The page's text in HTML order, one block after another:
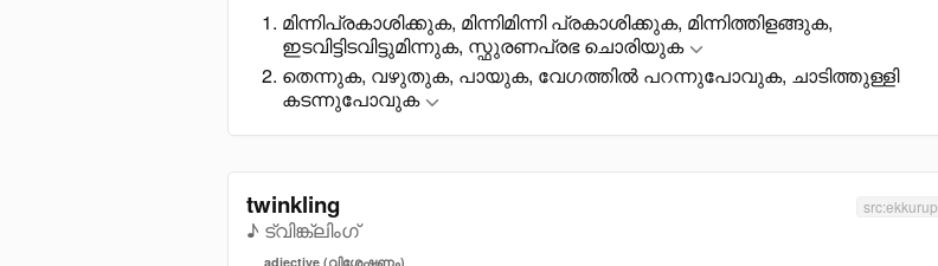
മിന്നിപ്രകാശിക്കുക, മിന്നിമിന്നി പ്രകാശിക്കുക, മിന്നിത്തിളങ്ങുക,
ഇടവിട്ടിടവിട്ടുമിന്നുക, സ്ഫുരണപ്രഭ ചൊരിയുക
തെന്നുക, വഴുതുക, പായുക, വേഗത്തിൽ പറന്നുപോവുക, ചാടിത്തുള്ളി
കടന്നുപോവുക
twinkling
♪ ട്വിങ്ക്ലിംഗ്
src:ekkurup
adjective (വിശേഷണം)